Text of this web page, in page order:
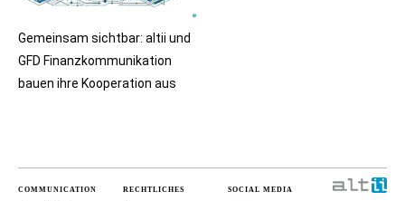
Gemeinsam sichtbar: altii und
GFD Finanzkommunikation
bauen ihre Kooperation aus
COMMUNICATION RECHTLICHES SOCIAL MEDIA